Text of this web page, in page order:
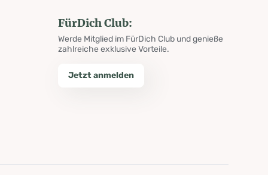
FürDich Club:
Werde Mitglied im FürDich Club und genieße
zahlreiche exklusive Vorteile.
Jetzt anmelden